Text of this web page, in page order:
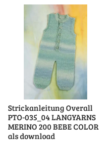
Strickanleitung Overall
PTO-035_04 LANGYARNS
MERINO 200 BEBE COLOR
als download